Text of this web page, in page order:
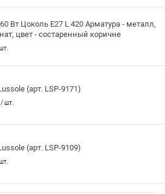
Вт Цоколь E27 L 420 Арматура - металл,
цвет - состаренный коричне
(арт. LSP-9171)
/ шт.
(арт. LSP-9109)